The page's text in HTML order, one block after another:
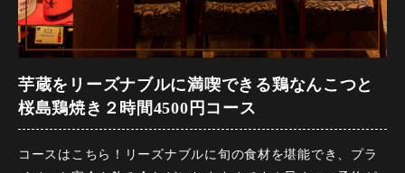
●芋蔵名物、産地直送のあたご鯖を堪能ください
【焼】芋蔵蒲田限定!和牛と黒豚と桜島鶏の溶岩焼き
●芋蔵の人気メニュー！ジューシーな和牛と黒豚と桜島鶏の
熱々の溶岩焼き
芋蔵をリーズナブルに満喫できる鶏なんこつと
桜島鶏焼き２時間4500円コース
コースはこちら！リーズナブルに旬の食材を堪能でき、プラ